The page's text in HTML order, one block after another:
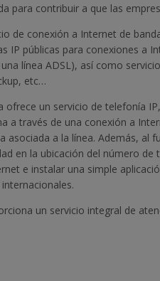
para contribuir a que las
de conexión a Internet de
IP públicas para conexiones a
línea ADSL), así como
etc…
ofrece un servicio de telefonía
a través de una conexión a
asociada a la línea. Además, al
en la ubicación del número
e instalar una simple
un servicio integral de